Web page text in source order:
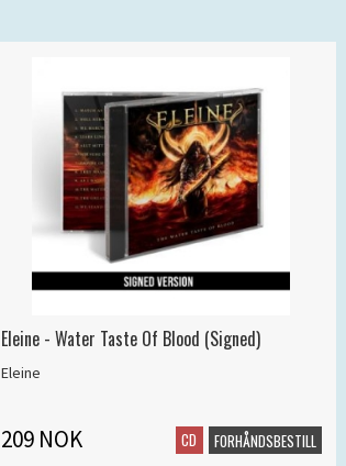
Eleine - Water Taste Of Blood (Signed)
Eleine
209 NOK CD FORHÅNDSBESTILL